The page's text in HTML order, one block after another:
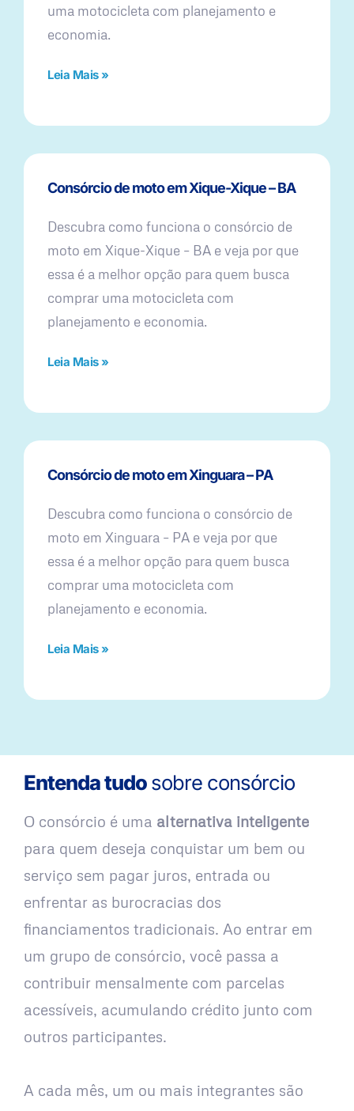
uma motocicleta com planejamento e
economia.
Leia Mais »
Consórcio de moto em Xique-Xique – BA
Descubra como funciona o consórcio de
moto em Xique-Xique – BA e veja por que
essa é a melhor opção para quem busca
comprar uma motocicleta com
planejamento e economia.
Leia Mais »
Consórcio de moto em Xinguara – PA
Descubra como funciona o consórcio de
moto em Xinguara – PA e veja por que
essa é a melhor opção para quem busca
comprar uma motocicleta com
planejamento e economia.
Leia Mais »
Entenda tudosobre consórcio
O consórcio é uma alternativa inteligente
para quem deseja conquistar um bem ou
serviço sem pagar juros, entrada ou
enfrentar as burocracias dos
financiamentos tradicionais. Ao entrar em
um grupo de consórcio, você passa a
contribuir mensalmente com parcelas
acessíveis, acumulando crédito junto com
outros participantes.
A cada mês, um ou mais integrantes são